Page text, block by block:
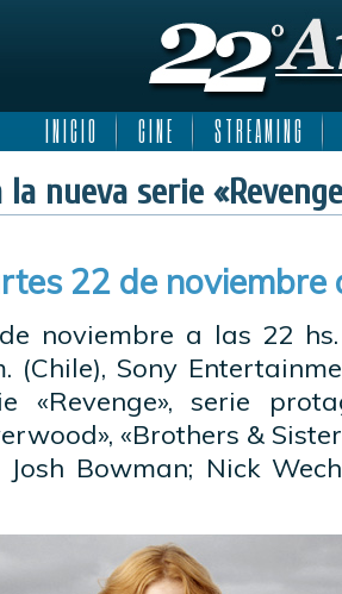
I N I C I O C I N E S T R E A M I N G
nueva serie
22 de noviembre
noviembre a las 22 hs.
(Chile), Sony
«Revenge», serie
«Brothers &
Josh Bowman; Nick